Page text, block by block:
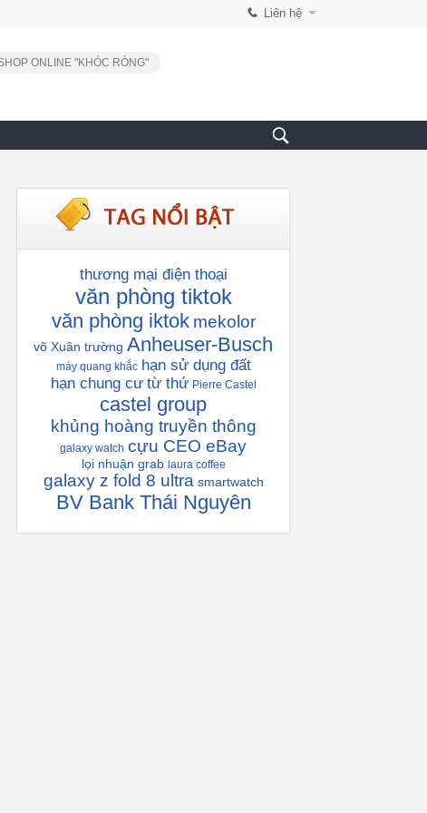
Liên hệ
ONLINE "KHÓC RÒNG"
thương mại điện thoại
văn phòng tiktok
văn phòng iktok mekolor
võ Xuân trường Anheuser-Busch
máy quang khắc hạn sử dụng đất
hạn chung cư từ thứ Pierre Castel
castel group
khủng hoàng truyền thông
galaxy watch cựu CEO eBay
lọi nhuận grab laura coffee
galaxy z fold 8 ultra smartwatch
BV Bank Thái Nguyên